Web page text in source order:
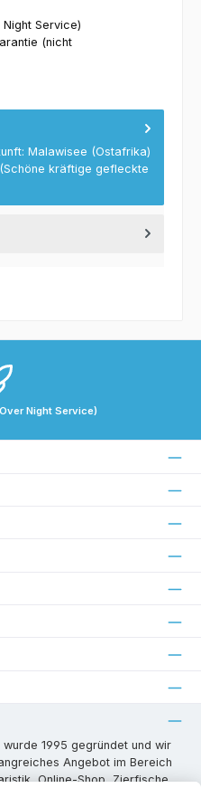
Service)
(nicht
Malawisee (Ostafrika)
kräftige gefleckte
Night Service)
1995 gegründet und wir
Angebot im Bereich
Online-Shop, Zierfische,